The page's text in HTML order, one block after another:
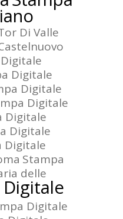
Di Valle
Digitale
Digitale
Digitale
Digitale
Digitale
Digitale
Stampa
delle
Digitale